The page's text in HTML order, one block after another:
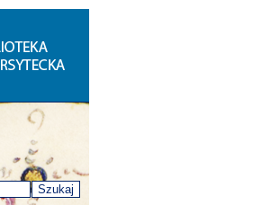
Szukaj